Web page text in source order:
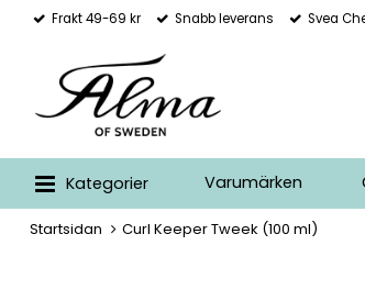
Frakt 49-69 kr Snabb leverans Svea
Kategorier Varumärken
Startsidan Curl Keeper Tweek (100 ml)